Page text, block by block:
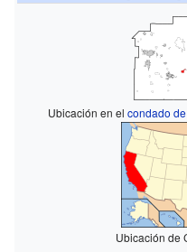
Ubicación en el condado
Ubicación de